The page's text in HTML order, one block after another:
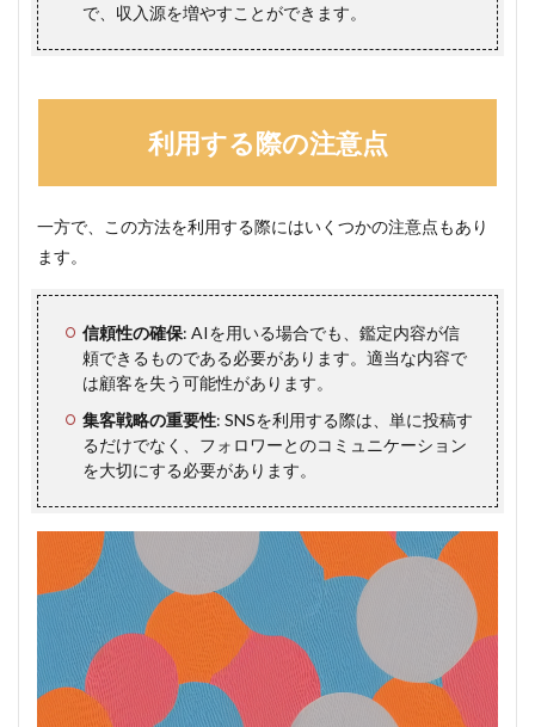
で、収入源を増やすことができます。
利用する際の注意点
一方で、この方法を利用する際にはいくつかの注意点もあり
ます。
信頼性の確保: AIを用いる場合でも、鑑定内容が信
頼できるものである必要があります。適当な内容で
は顧客を失う可能性があります。
集客戦略の重要性: SNSを利用する際は、単に投稿す
るだけでなく、フォロワーとのコミュニケーション
を大切にする必要があります。